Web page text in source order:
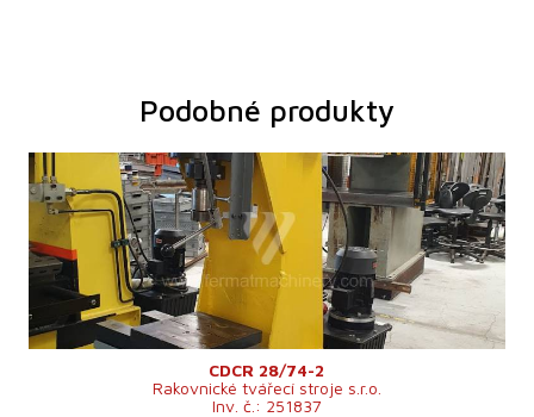
Podobné produkty
Rok výroby:
2005
Jmenovitá tvářecí síla lisu
28 t
Rozměry pracovní plochy stolumm
Max. zdvih beranu
260 mm
Hmotnost stroje
480 kg
Rozměry d x š x v
1230x700x1587 mm
Řídící systém
CDCR 28/74-2
Rakovnické tvářecí stroje s.r.o.
Inv. č.: 251837